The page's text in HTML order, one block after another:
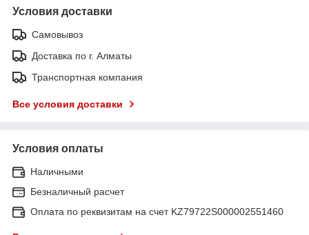
Условия доставки
Самовывоз
Доставка по г. Алматы
Транспортная компания
Все условия доставки
Условия оплаты
Наличными
Безналичный расчет
Оплата по реквизитам на счет KZ79722S000002551460